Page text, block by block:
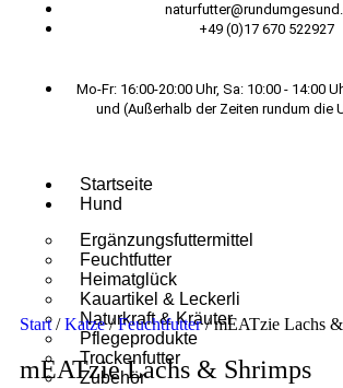
+49 (0)17 670 522927
Mo-Fr: 16:00-20:00 Uhr, Sa: 10:00 - 14:00
und (Außerhalb der Zeiten rundum die
Startseite
Hund
Ergänzungsfuttermittel
Feuchtfutter
Heimatglück
Kauartikel & Leckerli
Naturkraft & Kräuter
Pflegeprodukte
Trockenfutter
Zubehör
Start/Katze/Feuchtfutter/ mEATzie Lachs
mEATzie Lachs & Shrimps